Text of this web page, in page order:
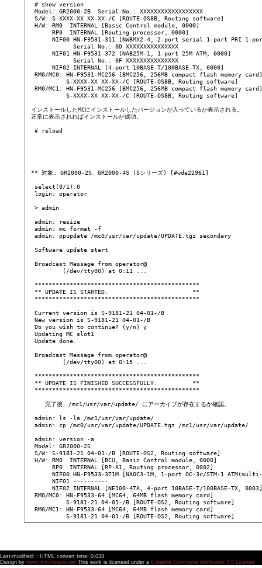
  # show version
  Model: GR2000-2B  Serial No.: XXXXXXXXXXXXXXXXXX
  S/W: S-XXXX-XX XX-XX-/C [ROUTE-OS8B, Routing software]
  H/W: RM0  INTERNAL [Basic Control module, 0000]
       RP0  INTERNAL [Routing processor, 0000]
NIF00 HN-F9531-311 [NWBMX2-4, 2-port serial 1-port PRI 1-
             Serial No.: 0D XXXXXXXXXXXXXXX
       NIF01 HN-F9531-372 [NAB25M-1, 1-port 25M ATM, 0000]
             Serial No.: 0F XXXXXXXXXXXXXXX
       NIF02 INTERNAL [4-port 10BASE-T/100BASE-TX, 0000]
RM0/MC0: HN-F9531-MC256 [BMC256, 256MB compact flash memory
           S-XXXX-XX XX-XX-/C [ROUTE-OS8B, Routing software]
RM0/MC1: HN-F9531-MC256 [BMC256, 256MB compact flash memory
           S-XXXX-XX XX-XX-/C [ROUTE-OS8B, Routing software]
インストールしたMCにインストールしたバージョンが入っているか表示される。
正常に表示されればインストールが成功。
  # reload
** 対象: GR2000-2S、GR2000-4S (Sシリーズ) [#wde22961]
  select(0/1):0
  login: operator
  > admin
  admin: resize
  admin: mc format -f
  admin: ppupdate /mc0/usr/var/update/UPDATE.tgz secondary
  Software update start
  Broadcast Message from operator@
          (/dev/tty00) at 0:11 ...
  ***********************************************
  ** UPDATE IS STARTED.                        **
  ***********************************************
  Current version is S-9181-21 04-01-/B
  New version is S-9181-21 04-01-/B
  Do you wish to continue? (y/n) y
  Updating MC slot1
  Update done.
  Broadcast Message from operator@
          (/dev/tty00) at 0:15 ...
  ***********************************************
  ** UPDATE IS FINISHED SUCCESSFULLY.          **
  ***********************************************
     完了後、/mc1/usr/var/update/ にアーカイブが存在するか確認。
  admin: ls -la /mc1/usr/var/update/
  admin: cp /mc0/usr/var/update/UPDATE.tgz /mc1/usr/var/update/
  admin: version -a
  Model: GR2000-2S
  S/W: S-9181-21 04-01-/B [ROUTE-OS2, Routing software]
  H/W: RM0  INTERNAL [BCU, Basic Control module, 0000]
       RP0  INTERNAL [RP-A1, Routing processor, 0002]
NIF00 HN-F9533-371M [NAOC3-1M, 1-port OC-3c/STM-1
       NIF01 ----------
       NIF02 INTERNAL [NE100-4TA, 4-port 10BASE-T/100BASE-TX, 0003]
  RM0/MC0: HN-F9533-64 [MC64, 64MB flash memory card]
           S-9181-21 04-01-/B [ROUTE-OS2, Routing software]
  RM0/MC1: HN-F9533-64 [MC64, 64MB flash memory card]
Last-modified: : HTML convert time: 0.034
Design by www.mitchinson.net This work is licensed under a Creative Commons Attribution 3.0 License